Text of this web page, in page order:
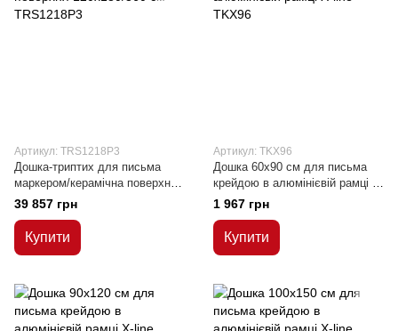
Артикул: TRS1218P3
Дошка-триптих для письма
маркером/керамічна поверхня
120x180/360 см
39 857 грн
Купити
Артикул: TKX96
Дошка 60x90 см для письма
крейдою в алюмінієвій рамці Х-
line
1 967 грн
Купити